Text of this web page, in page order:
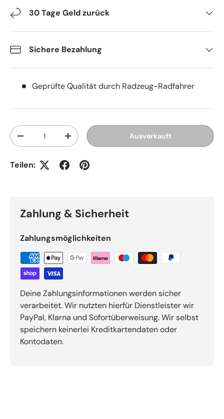
30 Tage Geld zurück
Sichere Bezahlung
Geprüfte Qualität durch Radzeug-Radfahrer
Anzahl
Menge verringernMenge erhöhen Ausverkauft
Teilen:
Zahlung & Sicherheit
Zahlungsmöglichkeiten
Deine Zahlungsinformationen werden sicher
verarbeitet. Wir nutzten hierfür Dienstleister wir
PayPal, Klarna und Sofortüberweisung. Wir selbst
speichern keinerlei Kreditkartendaten oder
Kontodaten.